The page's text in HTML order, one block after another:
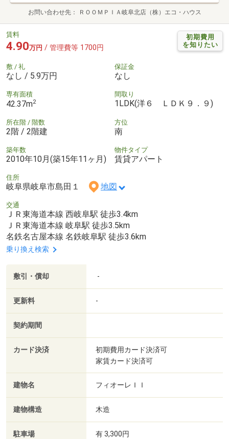
お問い合わせ先 ＲＯＯＭＰＩＡ岐阜北店（株）エコ・ハウス
初期費用
を知りたい
賃料
4.90万円 / 管理費等 1700円
敷 / 礼
なし / 5.9万円
保証金
なし
専有面積
42.37m2
間取り
1LDK(洋６ ＬＤＫ９．９)
所在階 / 階数
2階 / 2階建
方位
南
築年数
2010年10月(築15年11ヶ月)
物件タイプ
賃貸アパート
住所
岐阜県岐阜市島田１ 地図
交通
ＪＲ東海道本線 西岐阜駅 徒歩3.4km
ＪＲ東海道本線 岐阜駅 徒歩3.5km
名鉄名古屋本線 名鉄岐阜駅 徒歩3.6km
乗り換え検索
敷引・償却 -
更新料 -
契約期間
カード決済
初期費用カード決済可
家賃カード決済可
建物名 フィオーレＩＩ
建物構造 木造
駐車場 有 3,300円